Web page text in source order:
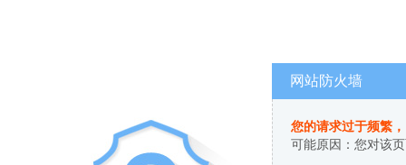
网站防火墙
您的请求过于频繁
可能原因：您对该